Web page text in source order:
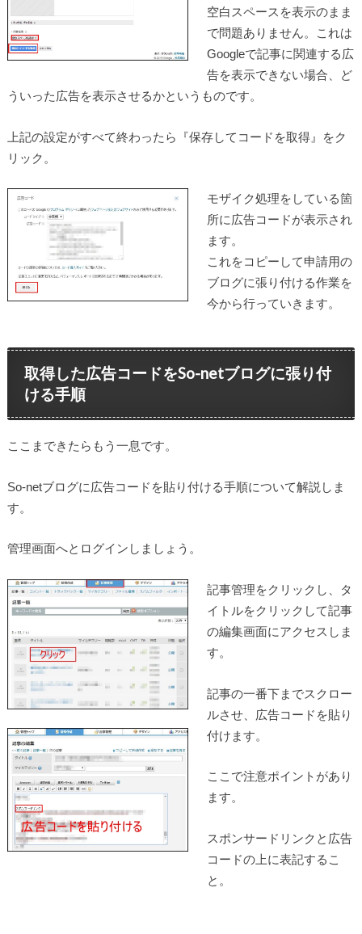
空白スペースを表示のまま
で問題ありません。これは
Googleで記事に関連する広
告を表示できない場合、ど
ういった広告を表示させるかというものです。
上記の設定がすべて終わったら 『保存してコードを取得』
をク
リック。
モザイク処理をしている箇
所に広告コードが表示され
ます。
これをコピーして申請用の
ブログに張り付ける作業を
今から行っていきます。
取得した広告コードをSo-netブログに張り付
ける手順
ここまできたらもう一息です。
So-netブログに広告コードを貼り付ける手順について解説しま
す。
管理画面へとログインしましょう。
記事管理をクリックし、タ
イトルをクリックして記事
の編集画面にアクセスしま
す。
記事の一番下までスクロー
ルさせ、広告コードを貼り
付けます。
ここで注意ポイントがあり
ます。
スポンサードリンクと広告
コードの上に表記するこ
と。